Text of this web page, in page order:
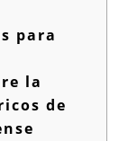
para
la
de